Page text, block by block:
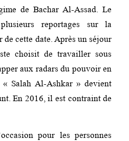
de Bachar Al-Assad. Le
reportages sur la
cette date. Après un séjour
choisit de travailler sous
aux radars du pouvoir en
Salah Al-Ashkar » devient
En 2016, il est contraint de
pour les personnes